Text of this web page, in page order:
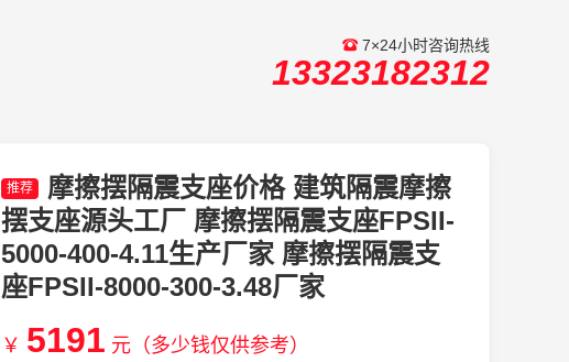
7×24小时咨询热线
13323182312
推荐
摩擦摆隔震支座价格 建筑隔震摩擦
摆支座源头工厂 摩擦摆隔震支座FPSII-
5000-400-4.11生产厂家 摩擦摆隔震支
座FPSII-8000-300-3.48厂家
￥ 5191 元（多少钱仅供参考）